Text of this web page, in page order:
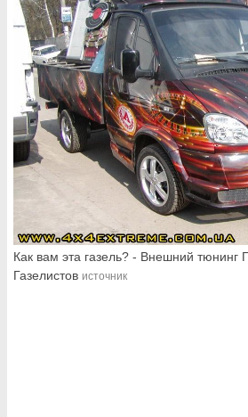
Как вам эта газель? - Внешний тюнинг
Газелистов источник